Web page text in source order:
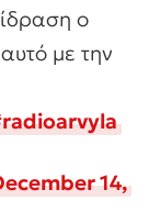
ο
με την
14,